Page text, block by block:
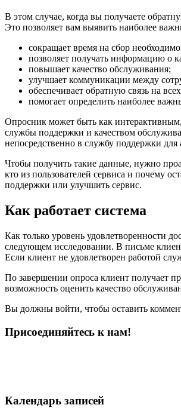
В этом случае, когда вы получаете
Это позволяет вам выявить наиболее
сокращает время на сбор
позволяет получать информацию о
повышает качество обслуживания;
улучшает коммуникации между
обеспечивает обратную связь на
помогает определить наиболее
Опросник может быть как интерактивным,
службы поддержки и качеством
непосредственно в службу поддержки для
Чтобы получить такие данные, нужно
кто из пользователей сервиса и почему
поддержки или улучшить сервис.
Как работает система
Как только уровень удовлетворенности
следующем исследовании. В письме
Если клиент не удовлетворен работой
По завершении опроса клиент получает
возможность оценить качество
Вы должны войти, чтобы оставить
Присоединяйтесь к нам!
Календарь записей